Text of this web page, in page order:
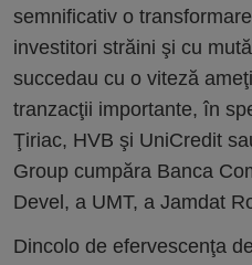
semnificativ o
investitori străini şi cu
succedau cu o viteză
tranzacţii importante, în
Ţiriac, HVB şi UniCredit
Group cumpăra Banca
Devel, a UMT, a Jamdat
Dincolo de efervescenţa